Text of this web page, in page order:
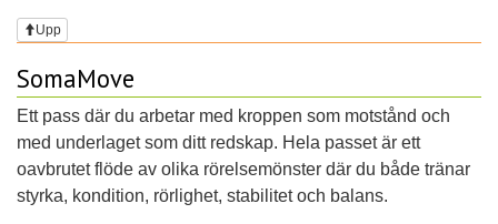
Upp
SomaMove
Ett pass där du arbetar med kroppen som motstånd och
med underlaget som ditt redskap. Hela passet är ett
oavbrutet flöde av olika rörelsemönster där du både tränar
styrka, kondition, rörlighet, stabilitet och balans.